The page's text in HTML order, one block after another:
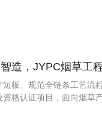
造，JYPC烟草工
板、规范全链条工艺流
格认证项目，面向烟草